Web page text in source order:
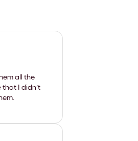
all the
that I didn't